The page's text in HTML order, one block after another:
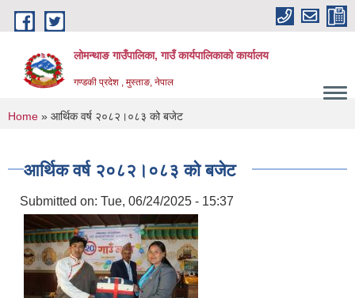
Skip to main content
लोमन्थाङ गाउँपालिका, गाउँ कार्यपालिकाको कार्यालय
गण्डकी प्रदेश , मुस्ताङ, नेपाल
You are here
Home » आर्थिक वर्ष २०८२।०८३ को बजेट
आर्थिक वर्ष २०८२।०८३ को बजेट
Submitted on: Tue, 06/24/2025 - 15:37